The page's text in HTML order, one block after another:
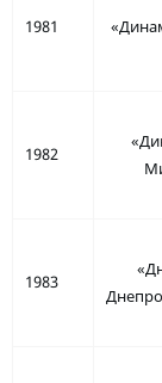
1981
1982
1983